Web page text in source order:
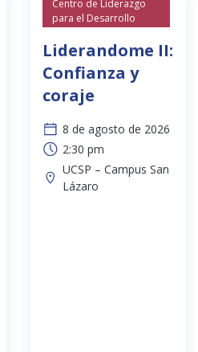
Centro de Liderazgo
para el Desarrollo
Liderandome II:
Confianza y
coraje
8 de agosto de 2026
2:30 pm
UCSP – Campus San
Lázaro